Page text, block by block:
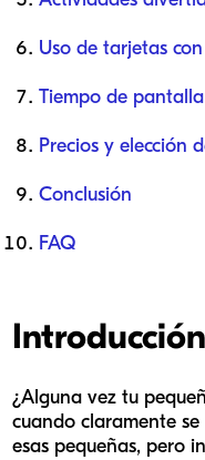
Uso de tarjetas
Tiempo de
Precios y elección
Conclusión
FAQ
Introducción
¿Alguna vez tu
cuando claramente
esas pequeñas, pero